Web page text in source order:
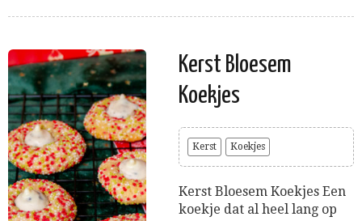
Kerst Bloesem
Koekjes
Kerst Koekjes
Kerst Bloesem Koekjes Een
koekje dat al heel lang op